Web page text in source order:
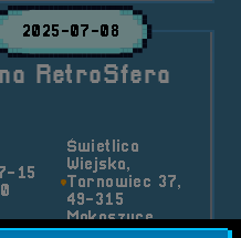
2025-07-08
RetroSfera
15
Świetlica
Wiejska,
Tarnowiec 37,
49-315
Mąkoszyce